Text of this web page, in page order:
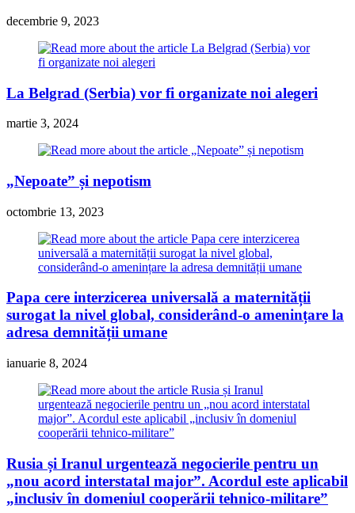
decembrie 9, 2023
La Belgrad (Serbia) vor fi organizate noi alegeri
martie 3, 2024
„Nepoate” și nepotism
octombrie 13, 2023
Papa cere interzicerea universală a maternității
surogat la nivel global, considerând-o amenințare la
adresa demnității umane
ianuarie 8, 2024
Rusia și Iranul urgentează negocierile pentru un
„nou acord interstatal major”. Acordul este aplicabil
„inclusiv în domeniul cooperării tehnico-militare”